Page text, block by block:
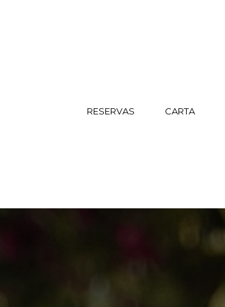
RESERVAS CARTA